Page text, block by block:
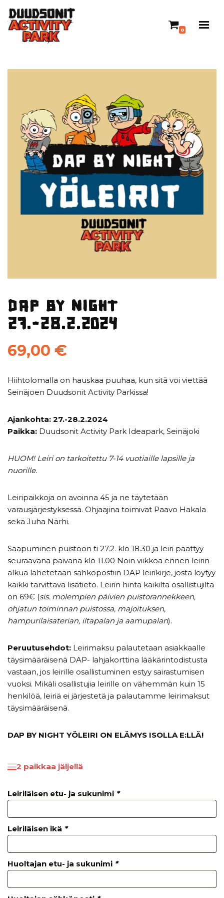
Siirry
suoraan
0
DAP BY NIGHT
27.-28.2.2024
69,00 €
Hiihtolomalla on hauskaa puuhaa, kun sitä voi viettää
Seinäjoen Duudsonit Activity Parkissa!
Ajankohta: 27.-28.2.2024
Paikka: Duudsonit Activity Park Ideapark, Seinäjoki
HUOM! Leiri on tarkoitettu 7-14 vuotiaille lapsille ja
nuorille.
Leiripaikkoja on avoinna 45 ja ne täytetään
varausjärjestyksessä. Ohjaajina toimivat Paavo Hakala
sekä Juha Närhi.
Saapuminen puistoon ti 27.2. klo 18.30 ja leiri päättyy
seuraavana päivänä klo 11.00 Noin viikkoa ennen leirin
alkua lähetetään sähköpostiin DAP leirikirje, josta löytyy
kaikki tarvittava lisätieto. Leirin hinta kaikilta osallistujilta
on 69€ (sis. molempien päivien puistorannekkeen,
ohjatun toiminnan puistossa, majoituksen,
hampurilaisaterian, iltapalan ja aamupalan).
Peruutusehdot: Leirimaksu palautetaan asiakkaalle
täysimääräisenä DAP- lahjakorttina lääkärintodistusta
vastaan, jos leirille osallistuminen estyy sairastumisen
vuoksi. Mikäli osallistujia leirille on vähemmän kuin 15
henkilöä, leiriä ei järjestetä ja palautamme leirimaksut
täysimääräisenä.
DAP BY NIGHT YÖLEIRI ON ELÄMYS ISOLLA E:LLÄ!
2 paikkaa jäljellä
Leiriläisen etu- ja sukunimi *
Leiriläisen ikä *
Huoltajan etu- ja sukunimi *